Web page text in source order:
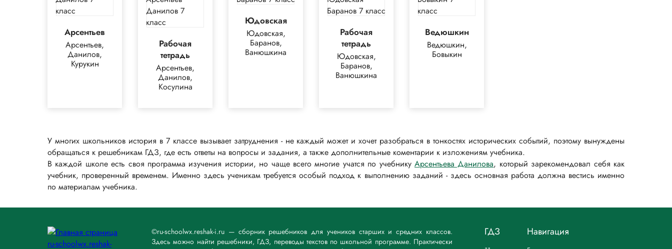
Арсентьев
Арсентьев,
Данилов,
Курукин
Рабочая
тетрадь
Арсентьев,
Данилов,
Косулина
Юдовская
Юдовская,
Баранов,
Ванюшкина
Рабочая
тетрадь
Юдовская,
Баранов,
Ванюшкина
Ведюшкин
Ведюшкин,
Бовыкин
У многих школьников история в 7 классе вызывает затруднения - не каждый может и хочет разобраться в тонкостях исторических событий, поэтому вынуждены
обращаться к решебникам ГДЗ, где есть ответы на вопросы и задания, а также дополнительные коментарии к изложениям учебника.
В каждой школе есть своя программа изучения истории, но чаще всего многие учатся по учебнику Арсентьева Данилова, который зарекомендовал себя как
учебник, проверенный временем. Именно здесь ученикам требуется особый подход к выполнению заданий - здесь основная работа должна вестись именно
по материалам учебника.
©ru-schoolwx.reshak-i.ru — сборник решебников для учеников старших и средних классов.
Здесь можно найти решебники, ГДЗ, переводы текстов по школьной программе. Практически
ГДЗ Навигация